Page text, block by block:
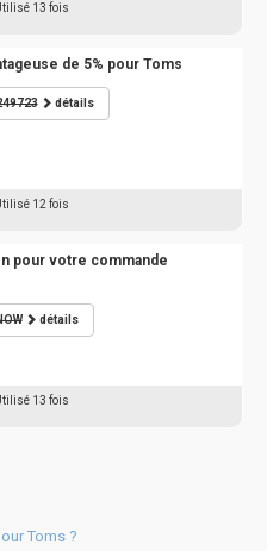
13 fois
de 5% pour Toms
détails
12 fois
pour votre commande
détails
13 fois
Toms ?